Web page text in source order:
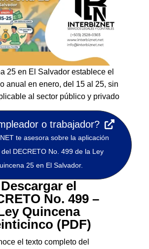
25 en El Salvador establece el
anual en enero, del 15 al 25, sin
al sector público y privado
o trabajador?
te asesora sobre la aplicación
DECRETO No. 499 de la Ley
25 en El Salvador.
Descargar el
No. 499 –
Quincena
(PDF)
el texto completo del